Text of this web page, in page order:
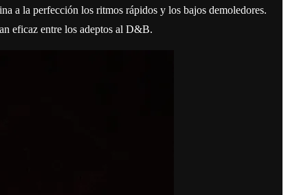
a la perfección los ritmos rápidos y los bajos demoledores.
eficaz entre los adeptos al D&B.